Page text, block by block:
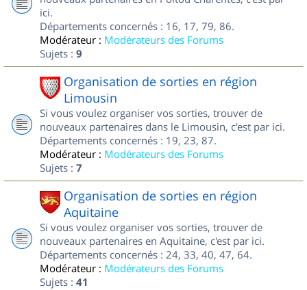
ici.
Départements concernés : 16, 17, 79, 86.
Modérateur : Modérateurs des Forums
Sujets : 9
Organisation de sorties en région
Limousin
Si vous voulez organiser vos sorties, trouver de
nouveaux partenaires dans le Limousin, c'est par ici.
Départements concernés : 19, 23, 87.
Modérateur : Modérateurs des Forums
Sujets : 7
Organisation de sorties en région
Aquitaine
Si vous voulez organiser vos sorties, trouver de
nouveaux partenaires en Aquitaine, c'est par ici.
Départements concernés : 24, 33, 40, 47, 64.
Modérateur : Modérateurs des Forums
Sujets : 41